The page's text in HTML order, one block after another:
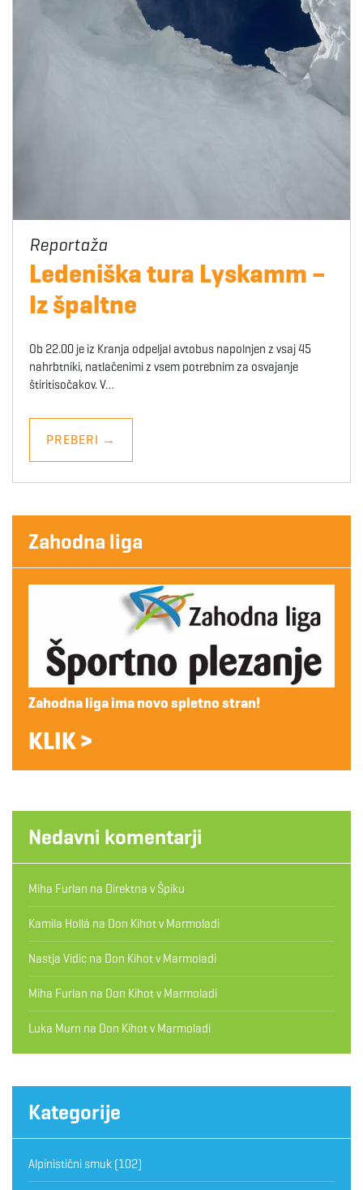
Ledeniška tura Lyskamm –
Iz špaltne
Ob 22.00 je iz Kranja odpeljal avtobus napolnjen z vsaj 45
nahrbtniki, natlačenimi z vsem potrebnim za osvajanje
štiritisočakov. V…
PREBERI →
Zahodna liga
Zahodna liga ima novo spletno stran!
KLIK >
Nedavni komentarji
Miha Furlan na Direktna v Špiku
Kamila Hollá na Don Kihot v Marmoladi
Nastja Vidic na Don Kihot v Marmoladi
Miha Furlan na Don Kihot v Marmoladi
Luka Murn na Don Kihot v Marmoladi
Kategorije
Alpinistični smuk (102)